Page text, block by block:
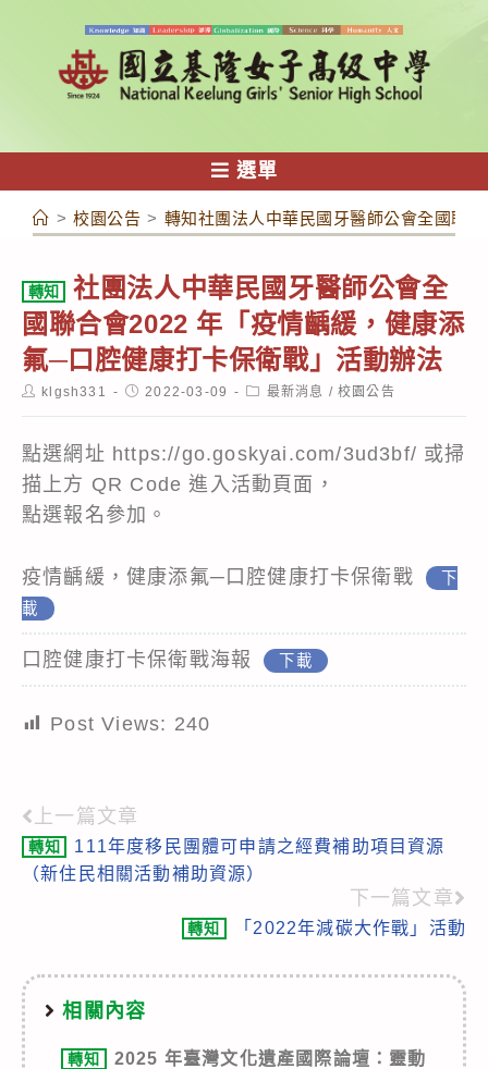
容
選單
> 校園公告 > 轉知社團法人中華民國牙醫師公會全國聯
轉知
社團法人中華民國牙醫師公會全
國聯合會2022 年「疫情齲緩，健康添
氟─口腔健康打卡保衛戰」活動辦法
Postklgsh331
Post2022-03-09
Post最新消息 / 校園公告
點選網址 https://go.goskyai.com/3ud3bf/ 或掃
描上方 QR Code 進入活動頁面，
點選報名參加。
疫情齲緩，健康添氟─口腔健康打卡保衛戰
下
載
口腔健康打卡保衛戰海報 下載
Post Views: 240
Read
more
上一篇文章
轉知
111年度移民團體可申請之經費補助項目資源
（新住民相關活動補助資源）
下一篇文章
轉知 「2022年減碳大作戰」活動
相關內容
轉知
2025 年臺灣文化遺產國際論壇：靈動